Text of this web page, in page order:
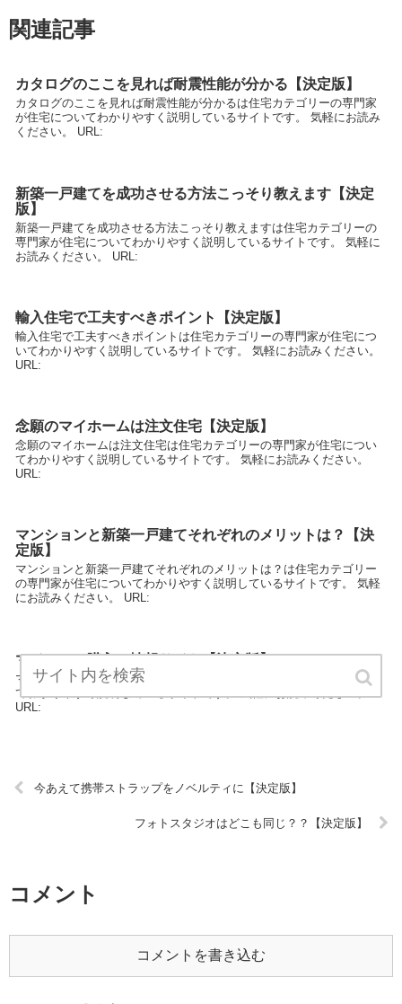
関連記事
カタログのここを見れば耐震性能が分かる【決定版】
カタログのここを見れば耐震性能が分かるは住宅カテゴリーの専門家
が住宅についてわかりやすく説明しているサイトです。 気軽にお読み
ください。 URL:
新築一戸建てを成功させる方法こっそり教えます【決定
版】
新築一戸建てを成功させる方法こっそり教えますは住宅カテゴリーの
専門家が住宅についてわかりやすく説明しているサイトです。 気軽に
お読みください。 URL:
輸入住宅で工夫すべきポイント【決定版】
輸入住宅で工夫すべきポイントは住宅カテゴリーの専門家が住宅につ
いてわかりやすく説明しているサイトです。 気軽にお読みください。
URL:
念願のマイホームは注文住宅【決定版】
念願のマイホームは注文住宅は住宅カテゴリーの専門家が住宅につい
てわかりやすく説明しているサイトです。 気軽にお読みください。
URL:
マンションと新築一戸建てそれぞれのメリットは？【決
定版】
マンションと新築一戸建てそれぞれのメリットは？は住宅カテゴリー
の専門家が住宅についてわかりやすく説明しているサイトです。 気軽
にお読みください。 URL:
マイホーム購入の情報サイト【決定版】
マイホーム購入の情報サイトは住宅カテゴリーの専門家が住宅につい
てわかりやすく説明しているサイトです。 気軽にお読みください。
URL:
今あえて携帯ストラップをノベルティに【決定版】
フォトスタジオはどこも同じ？？【決定版】
コメント
コメントを書き込む